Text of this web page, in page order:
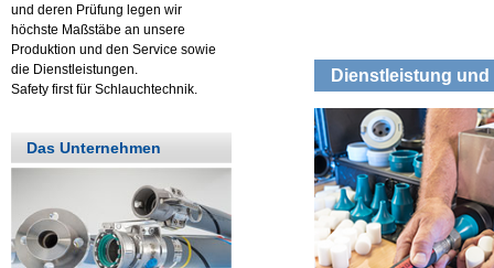
Dienstleistung
und deren Prüfung legen wir
höchste Maßstäbe an unsere
Produktion und den Service sowie
die Dienstleistungen.
Safety first für Schlauchtechnik.
Das Unternehmen